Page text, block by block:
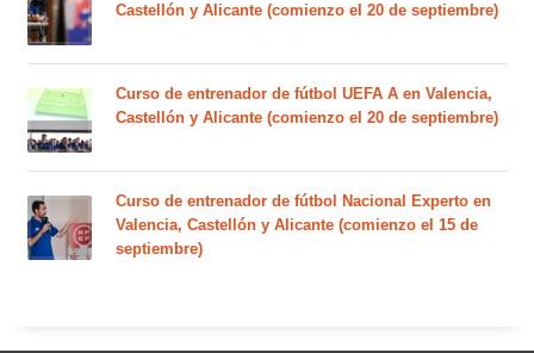
Castellón y Alicante (comienzo el 20 de septiembre)
Curso de entrenador de fútbol UEFA A en Valencia,
Castellón y Alicante (comienzo el 20 de septiembre)
Curso de entrenador de fútbol Nacional Experto en
Valencia, Castellón y Alicante (comienzo el 15 de
septiembre)